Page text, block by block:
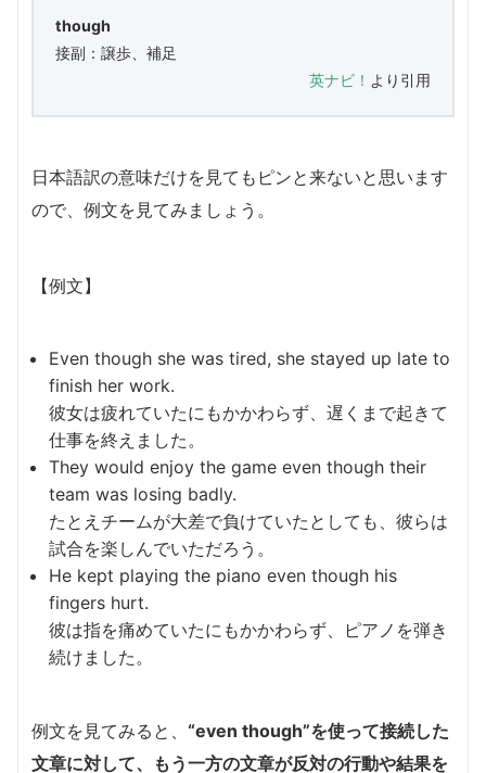
though
接副：譲歩、補足
英ナビ！ より引用
日本語訳の意味だけを見てもピンと来ないと思います
ので、例文を見てみましょう。
【例文】
Even though she was tired, she stayed up late to
finish her work.
彼女は疲れていたにもかかわらず、遅くまで起きて
仕事を終えました。
They would enjoy the game even though their
team was losing badly.
たとえチームが大差で負けていたとしても、彼らは
試合を楽しんでいただろう。
He kept playing the piano even though his
fingers hurt.
彼は指を痛めていたにもかかわらず、ピアノを弾き
続けました。
例文を見てみると、 “even though”を使って接続した
文章に対して、もう一方の文章が反対の行動や結果を